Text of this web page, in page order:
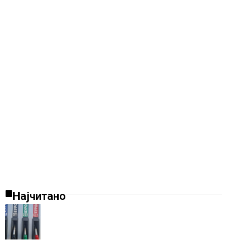
Најчитано